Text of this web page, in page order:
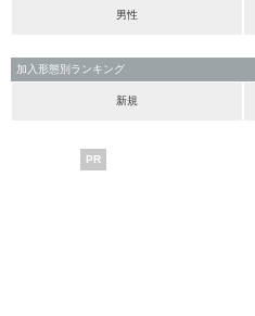
男性
加入形態別ランキング
新規
PR